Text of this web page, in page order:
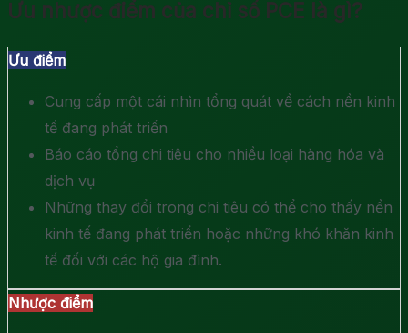
Ưu nhược điểm của chỉ số PCE là gì?
Ưu điểm
Cung cấp một cái nhìn tổng quát về cách nền kinh
tế đang phát triển
Báo cáo tổng chi tiêu cho nhiều loại hàng hóa và
dịch vụ
Những thay đổi trong chi tiêu có thể cho thấy nền
kinh tế đang phát triển hoặc những khó khăn kinh
tế đối với các hộ gia đình.
Nhược điểm